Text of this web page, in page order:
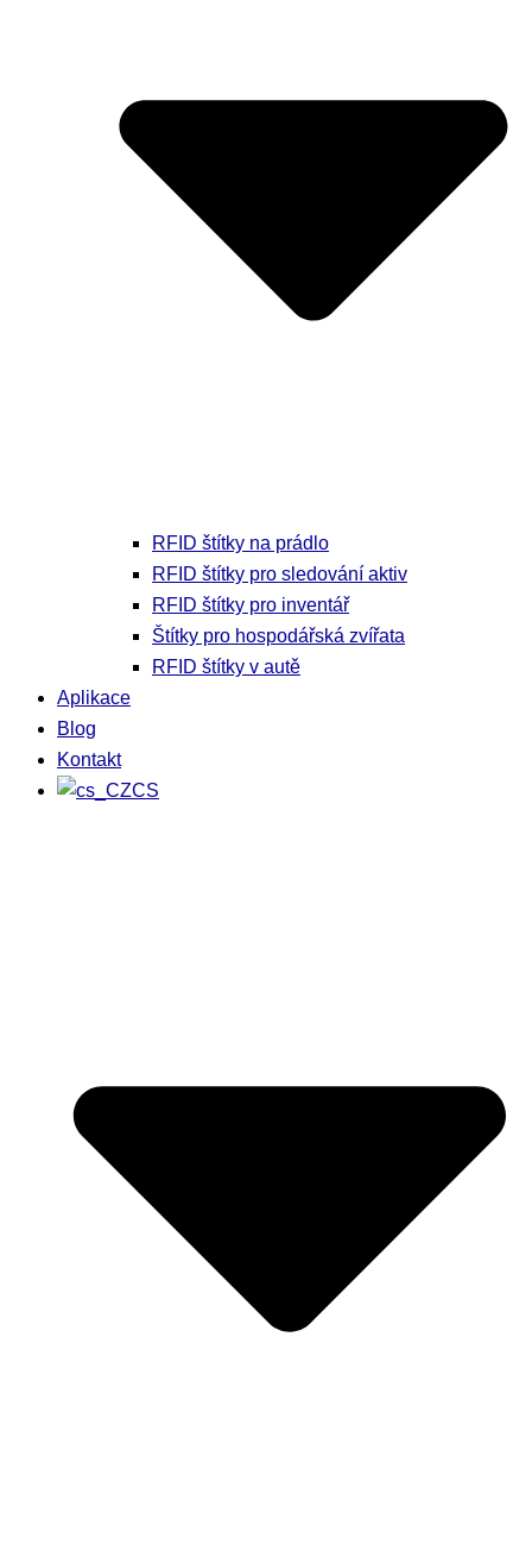
RFID štítky na prádlo
RFID štítky pro sledování aktiv
RFID štítky pro inventář
Štítky pro hospodářská zvířata
RFID štítky v autě
Aplikace
Blog
Kontakt
CS